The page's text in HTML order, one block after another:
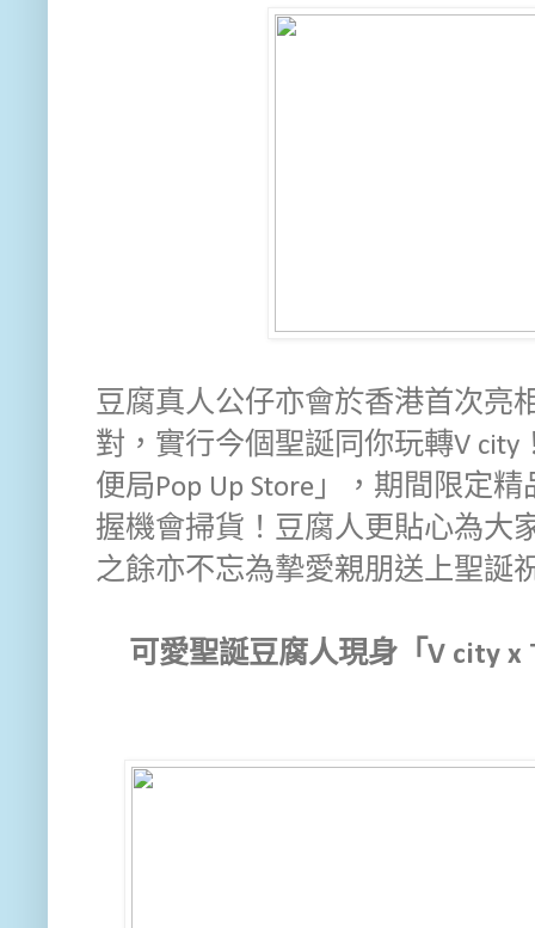
豆腐真人公仔亦會於香港首次亮
對，實行今個聖誕同你玩轉V
便局Pop Up Store」，期間限定
握機會掃貨！豆腐人更貼心為大
之餘亦不忘為摯愛親朋送上聖誕
可愛聖誕豆腐人現身「V city x